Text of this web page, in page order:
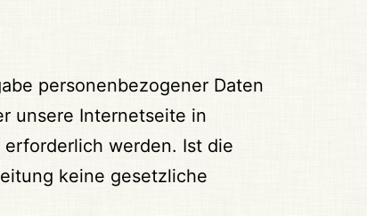
personenbezogener Daten
unsere Internetseite in
werden. Ist die
keine gesetzliche